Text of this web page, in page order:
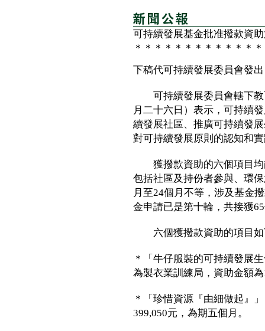
可持續發展基金批准撥款資
＊＊＊＊＊＊＊＊＊＊＊＊
下稿代可持續發展委員會發
可持續發展委員會轄下教
月二十六日）表示，可持續
續發展社區、推廣可持續發
對可持續發展原則的認知和
獲撥款資助的六個項目均
包括社區及持份者參與、環
月至24個月不等，涉及基金
金申請已是第十輪，共接獲
六個獲撥款資助的項目如
＊「牛仔服裝的可持續發展
為製衣業訓練局，資助金額
＊「珍惜資源『由細做起』
399,050元，為期五個月。